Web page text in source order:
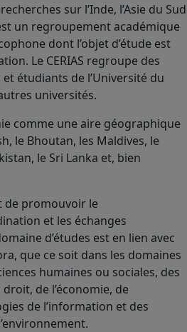
sur l’Inde, l’Asie du Sud
un regroupement académique
dont l’objet d’étude est
Le CERIAS regroupe des
étudiants de l’Université du
universités.
comme une aire géographique
le Bhoutan, les Maldives, le
le Sri Lanka et, bien
de promouvoir le
et les échanges
d’études est en lien avec
que ce soit dans les domaines
humaines ou sociales, des
de l’économie, de
de l’information et des